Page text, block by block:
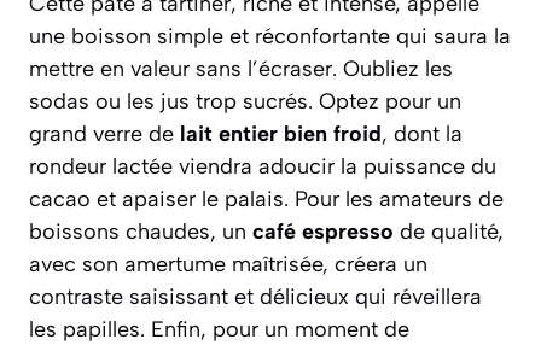
une boisson simple et réconfortante qui saura la
mettre en valeur sans l’écraser. Oubliez les
sodas ou les jus trop sucrés. Optez pour un
grand verre de lait entier bien froid, dont la
rondeur lactée viendra adoucir la puissance du
cacao et apaiser le palais. Pour les amateurs de
boissons chaudes, un café espresso de qualité,
avec son amertume maîtrisée, créera un
contraste saisissant et délicieux qui réveillera
les papilles. Enfin, pour un moment de